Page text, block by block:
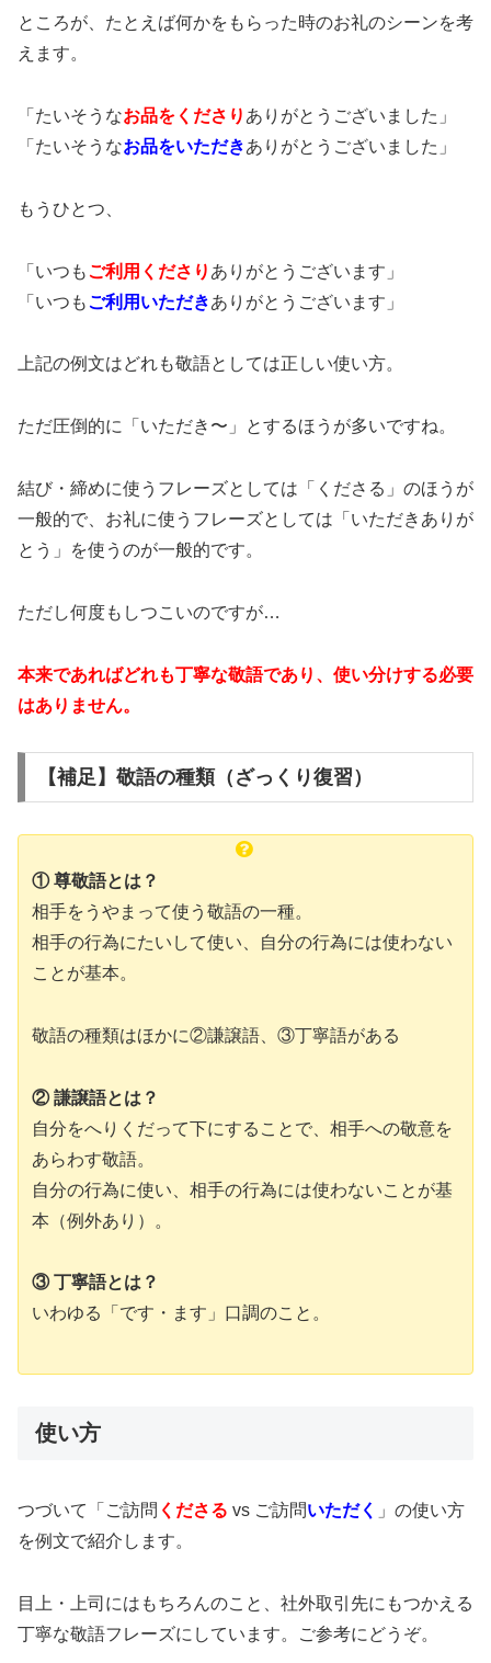
ところが、たとえば何かをもらった時のお礼のシーンを考
えます。
「たいそうなお品をくださり ありがとうございました」
「たいそうなお品をいただきありがとうございました」
もうひとつ、
「いつもご利用 くださり ありがとうございます」
「いつもご利用 いただきありがとうございます」
上記の例文はどれも敬語としては正しい使い方。
ただ圧倒的に「いただき〜」とするほうが多いですね。
結び・締めに使うフレーズとしては「くださる」のほうが
一般的で、お礼に使うフレーズとしては「いただきありが
とう」を使うのが一般的です。
ただし何度もしつこいのですが…
本来であればどれも丁寧な敬語であり、使い分けする必要
はありません。
【補足】敬語の種類（ざっくり復習）
① 尊敬語とは？
相手をうやまって使う敬語の一種。
相手の行為にたいして使い、自分の行為には使わない
ことが基本。
敬語の種類はほかに②謙譲語、③丁寧語がある
② 謙譲語とは？
自分をへりくだって下にすることで、相手への敬意を
あらわす敬語。
自分の行為に使い、相手の行為には使わないことが基
本（例外あり）。
③ 丁寧語とは？
いわゆる「です・ます」口調のこと。
使い方
つづいて「ご訪問 くださる vs ご訪問いただく
」の使い方
を例文で紹介します。
目上・上司にはもちろんのこと、社外取引先にもつかえる
丁寧な敬語フレーズにしています。ご参考にどうぞ。